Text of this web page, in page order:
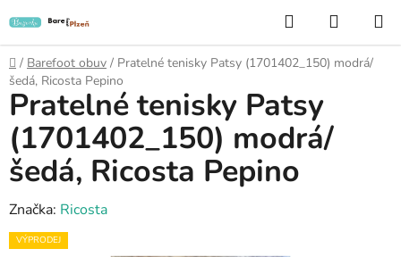
na
obsah
Hledat
KOŠÍK
Domů
/ Barefoot obuv / Pratelné tenisky Patsy (1701402_150) modrá/
šedá, Ricosta Pepino
Pratelné tenisky Patsy
(1701402_150) modrá/
šedá, Ricosta Pepino
Značka: Ricosta
VÝPRODEJ